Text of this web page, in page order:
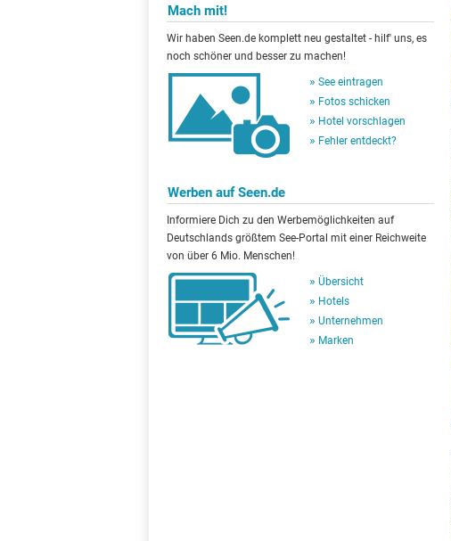
Mach mit!
Wir haben Seen.de komplett neu gestaltet - hilf' uns, es
noch schöner und besser zu machen!
See eintragen
Fotos schicken
Hotel vorschlagen
Fehler entdeckt?
Werben auf Seen.de
Informiere Dich zu den Werbemöglichkeiten auf
Deutschlands größtem See-Portal mit einer Reichweite
von über 6 Mio. Menschen!
Übersicht
Hotels
Unternehmen
Marken